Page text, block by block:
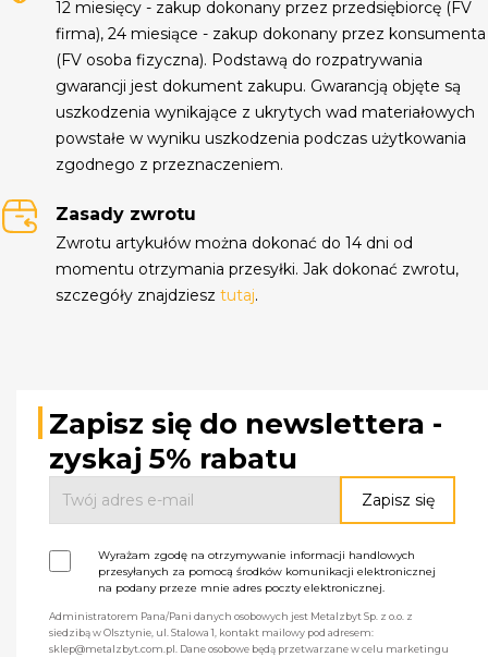
12 miesięcy - zakup dokonany przez przedsiębiorcę (FV
firma), 24 miesiące - zakup dokonany przez konsumenta
(FV osoba fizyczna). Podstawą do rozpatrywania
gwarancji jest dokument zakupu. Gwarancją objęte są
uszkodzenia wynikające z ukrytych wad materiałowych
powstałe w wyniku uszkodzenia podczas użytkowania
zgodnego z przeznaczeniem.
Zasady zwrotu
Zwrotu artykułów można dokonać do 14 dni od
momentu otrzymania przesyłki. Jak dokonać zwrotu,
szczegóły znajdziesztutaj.
Zapisz się do newslettera -
zyskaj 5% rabatu
Wyrażam zgodę na otrzymywanie informacji handlowych
przesyłanych za pomocą środków komunikacji elektronicznej
na podany przeze mnie adres poczty elektronicznej.
Administratorem Pana/Pani danych osobowych jest Metalzbyt Sp. z o.o. z
siedzibą w Olsztynie, ul. Stalowa 1, kontakt mailowy pod adresem:
sklep@metalzbyt.com.pl. Dane osobowe będą przetwarzane w celu marketingu